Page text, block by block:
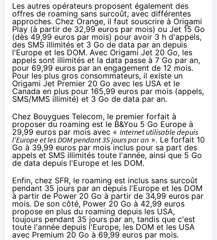
Les autres opérateurs proposent également des
offres de roaming sans surcoût, avec différentes
approches. ChezOrange, il faut souscrire à Origami
Play (à partir de 32,99 euros par mois) ou Jet 15 Go
(dès 49,99 euros par mois) pour avoir 3 h d'appels,
des SMS illimités et 3 Go de data par an depuis
l'Europe et les DOM. Avec Origami Jet 20 Go, les
appels sont illimités et la data passe à 7 Go par an,
pour 69,99 euros par an engagement de 12 mois.
Pour les plus gros consommateurs, il existe un
Origami Jet Premier 20 Go avec les USA et le
Canada en plus pour 165,99 euros par mois (appels,
SMS/MMS illimité) et 3 Go de data par an.
Chez Bouygues Telecom, le premier forfait à
proposer du roaming est le B&You 5 Go Europe à
29,99 euros par mois avec « Internet utilisable depuis
l'Europe et les DOM pendant 35 jours par an ». Le forfait 10
Go à 39,99 euros par mois inclus pour sa part des
appels et SMS illimités toute l'année, ainsi que 5 Go
de data depuis l'Europe et les DOM.
Enfin, chez SFR, le roaming est inclus sans surcoût
pendant 35 jours par an depuis l'Europe et les DOM
à partir de Power 20 Go à partir de 34,99 euros par
mois. De son côté, Power 20 Go à 42,99 euros
propose en plus du roaming depuis les USA,
toujours pendant 35 jours par an, tandis que c'est
toute l'année depuis l'Europe, les DOM et les USA
avec Premium 20 Go à 69,99 euros par mois.